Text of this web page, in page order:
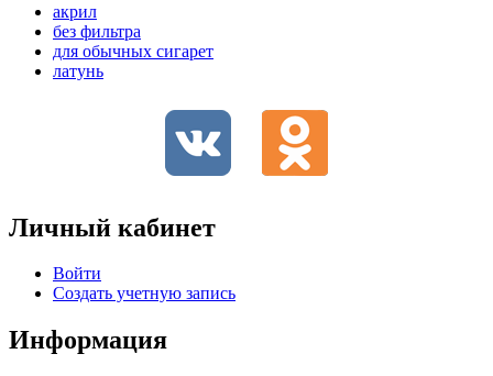
акрил
без фильтра
для обычных сигарет
латунь
Личный кабинет
Войти
Создать учетную запись
Информация